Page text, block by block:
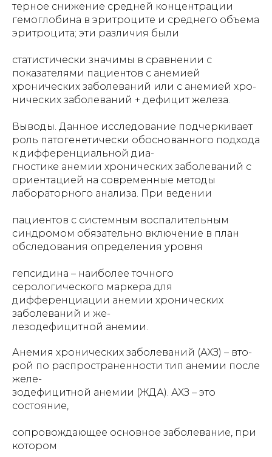
терное снижение средней концентрации
гемоглобина в эритроците и среднего объема
эритроцита; эти различия были
статистически значимы в сравнении с
показателями пациентов с анемией
хронических заболеваний или с анемией хро-
нических заболеваний + дефицит железа.
Выводы. Данное исследование подчеркивает
роль патогенетически обоснованного подхода
к дифференциальной диа-
гностике анемии хронических заболеваний с
ориентацией на современные методы
лабораторного анализа. При ведении
пациентов с системным воспалительным
синдромом обязательно включение в план
обследования определения уровня
гепсидина – наиболее точного
серологического маркера для
дифференциации анемии хронических
заболеваний и же-
лезодефицитной анемии.
Анемия хронических заболеваний (АХЗ) – вто-
рой по распространенности тип анемии после
желе-
зодефицитной анемии (ЖДА). АХЗ – это
состояние,
сопровождающее основное заболевание, при
котором